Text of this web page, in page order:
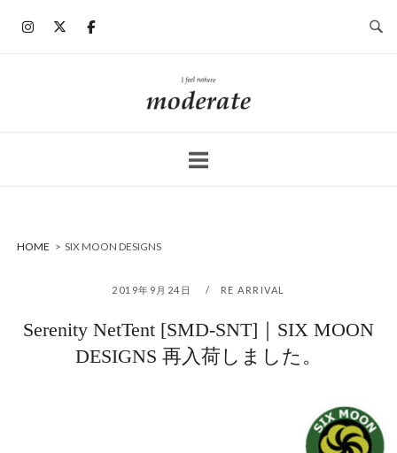
ホ
ー
HOME > SIX MOON DESIGNS
2019年9月24日 RE ARRIVAL
Serenity NetTent [SMD-SNT]｜SIX MOON
DESIGNS 再入荷しました。